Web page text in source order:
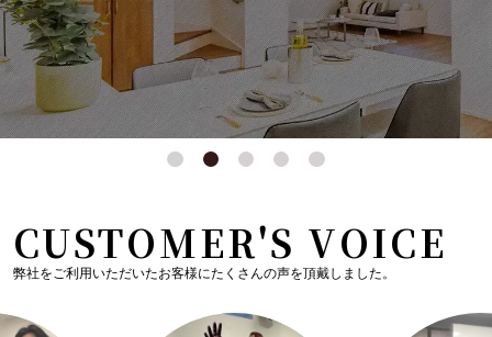
CUSTOMER'S VOICE
弊社をご利用いただいたお客様にたくさんの声を頂戴しました。